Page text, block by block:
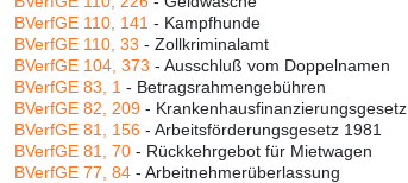
BVerfGE 110, 141 - Kampfhunde
BVerfGE 110, 33 - Zollkriminalamt
BVerfGE 104, 373 - Ausschluß vom Doppelnamen
BVerfGE 83, 1 - Betragsrahmengebühren
BVerfGE 82, 209 - Krankenhausfinanzierungsgesetz
BVerfGE 81, 156 - Arbeitsförderungsgesetz 1981
BVerfGE 81, 70 - Rückkehrgebot für Mietwagen
BVerfGE 77, 84 - Arbeitnehmerüberlassung